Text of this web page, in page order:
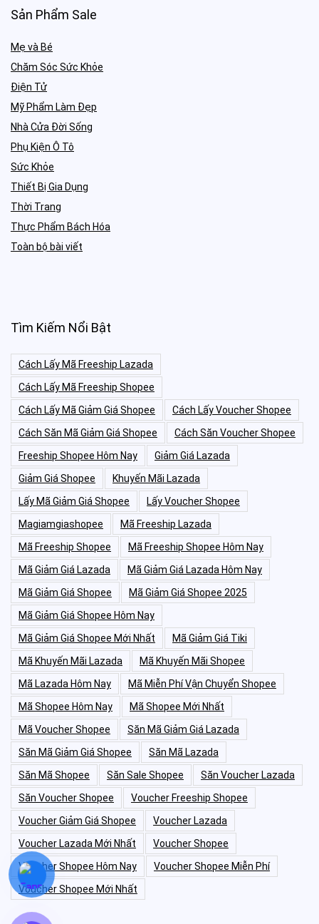
Sản Phẩm Sale
Mẹ và Bé
Chăm Sóc Sức Khỏe
Điện Tử
Mỹ Phẩm Làm Đẹp
Nhà Cửa Đời Sống
Phụ Kiện Ô Tô
Sức Khỏe
Thiết Bị Gia Dụng
Thời Trang
Thực Phẩm Bách Hóa
Toàn bộ bài viết
Tìm Kiếm Nổi Bật
Cách Lấy Mã Freeship Lazada
Cách Lấy Mã Freeship Shopee
Cách Lấy Mã Giảm Giá Shopee
Cách Lấy Voucher Shopee
Cách Săn Mã Giảm Giá Shopee
Cách Săn Voucher Shopee
Freeship Shopee Hôm Nay
Giảm Giá Lazada
Giảm Giá Shopee
Khuyến Mãi Lazada
Lấy Mã Giảm Giá Shopee
Lấy Voucher Shopee
Magiamgiashopee
Mã Freeship Lazada
Mã Freeship Shopee
Mã Freeship Shopee Hôm Nay
Mã Giảm Giá Lazada
Mã Giảm Giá Lazada Hôm Nay
Mã Giảm Giá Shopee
Mã Giảm Giá Shopee 2025
Mã Giảm Giá Shopee Hôm Nay
Mã Giảm Giá Shopee Mới Nhất
Mã Giảm Giá Tiki
Mã Khuyến Mãi Lazada
Mã Khuyến Mãi Shopee
Mã Lazada Hôm Nay
Mã Miễn Phí Vận Chuyển Shopee
Mã Shopee Hôm Nay
Mã Shopee Mới Nhất
Mã Voucher Shopee
Săn Mã Giảm Giá Lazada
Săn Mã Giảm Giá Shopee
Săn Mã Lazada
Săn Mã Shopee
Săn Sale Shopee
Săn Voucher Lazada
Săn Voucher Shopee
Voucher Freeship Shopee
Voucher Giảm Giá Shopee
Voucher Lazada
Voucher Lazada Mới Nhất
Voucher Shopee
Voucher Shopee Hôm Nay
Voucher Shopee Miễn Phí
Voucher Shopee Mới Nhất